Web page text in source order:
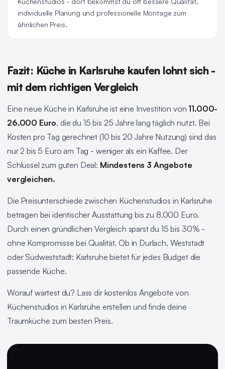
individuelle Planung und professionelle Montage zum
ähnlichen Preis.
Fazit: Küche in Karlsruhe kaufen lohnt sich -
mit dem richtigen Vergleich
Eine neue Küche in Karlsruhe ist eine Investition von11.000-
26.000 Euro, die du 15 bis 25 Jahre lang täglich nutzt. Bei
Kosten pro Tag gerechnet (10 bis 20 Jahre Nutzung) sind das
nur 2 bis 5 Euro am Tag - weniger als ein Kaffee. Der
Schlüssel zum guten Deal: Mindestens 3 Angebote
vergleichen.
Die Preisunterschiede zwischen Küchenstudios in Karlsruhe
betragen bei identischer Ausstattung bis zu 8.000 Euro.
Durch einen gründlichen Vergleich sparst du 15 bis 30% -
ohne Kompromisse bei Qualität. Ob in Durlach, Weststadt
oder Südweststadt: Karlsruhe bietet für jedes Budget die
passende Küche.
Worauf wartest du? Lass dir kostenlos Angebote von
Küchenstudios in Karlsruhe erstellen und finde deine
Traumküche zum besten Preis.